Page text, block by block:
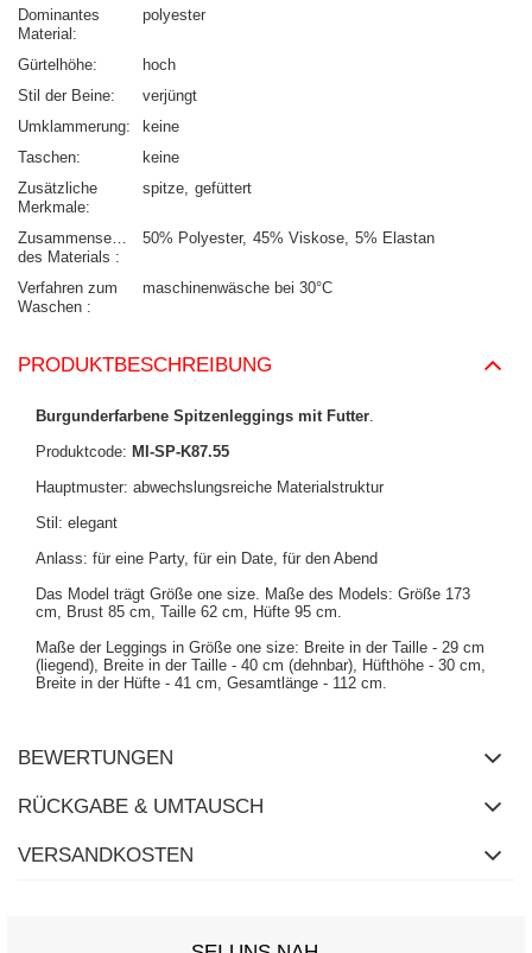
Dominantes
Material
polyester
Gürtelhöhe
hoch
Stil der Beine
verjüngt
Umklammerung
keine
Taschen
keine
Zusätzliche
Merkmale
spitze gefüttert
Zusammensetzung
des Materials
50% Polyester 45% Viskose 5% Elastan
Verfahren zum
Waschen
maschinenwäsche bei 30°C
PRODUKTBESCHREIBUNG
Burgunderfarbene Spitzenleggings mit Futter.
Produktcode: MI-SP-K87.55
Hauptmuster: abwechslungsreiche Materialstruktur
Stil: elegant
Anlass: für eine Party, für ein Date, für den Abend
Das Model trägt Größe one size. Maße des Models: Größe 173
cm, Brust 85 cm, Taille 62 cm, Hüfte 95 cm.
Maße der Leggings in Größe one size: Breite in der Taille - 29 cm
(liegend), Breite in der Taille - 40 cm (dehnbar), Hüfthöhe - 30 cm,
Breite in der Hüfte - 41 cm, Gesamtlänge - 112 cm.
BEWERTUNGEN
RÜCKGABE & UMTAUSCH
VERSANDKOSTEN